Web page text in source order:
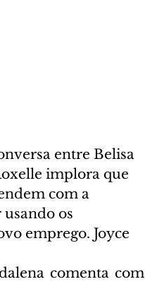
entre Belisa
implora que
com a
os
emprego. Joyce
comenta com